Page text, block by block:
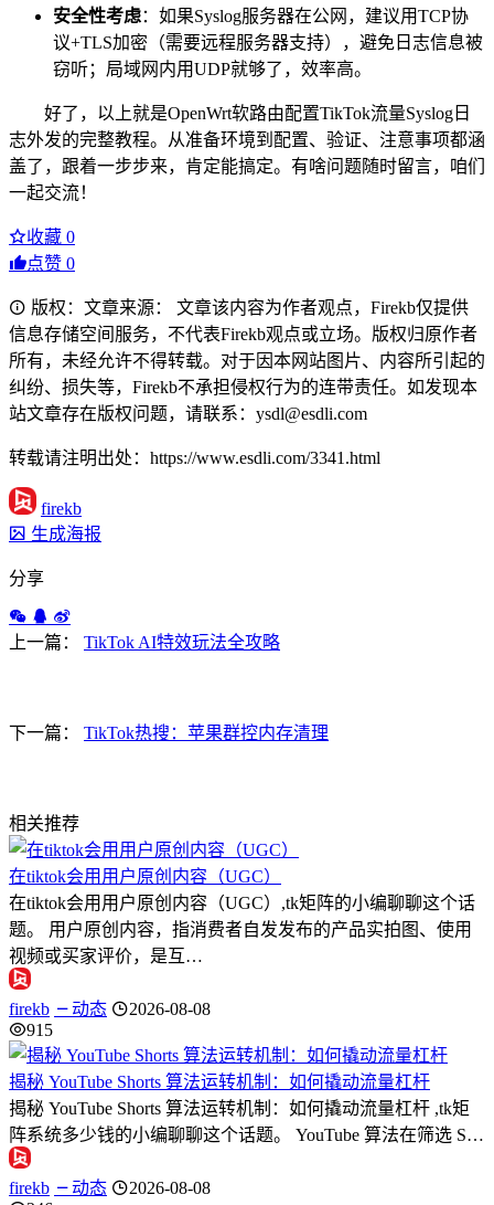
安全性考虑：如果Syslog服务器在公网，建议用TCP协
议+TLS加密（需要远程服务器支持），避免日志信息被
窃听；局域网内用UDP就够了，效率高。
好了，以上就是OpenWrt软路由配置TikTok流量Syslog日
志外发的完整教程。从准备环境到配置、验证、注意事项都涵
盖了，跟着一步步来，肯定能搞定。有啥问题随时留言，咱们
一起交流！
收藏 0
点赞 0
版权：文章来源： 文章该内容为作者观点，Firekb仅提供
信息存储空间服务，不代表Firekb观点或立场。版权归原作者
所有，未经允许不得转载。对于因本网站图片、内容所引起的
纠纷、损失等，Firekb不承担侵权行为的连带责任。如发现本
站文章存在版权问题，请联系：ysdl@esdli.com
转载请注明出处：https://www.esdli.com/3341.html
firekb
生成海报
分享
上一篇： TikTok AI特效玩法全攻略
下一篇： TikTok热搜：苹果群控内存清理
相关推荐
在tiktok会用用户原创内容（UGC）
在tiktok会用用户原创内容（UGC）,tk矩阵的小编聊聊这个话
题。 用户原创内容，指消费者自发发布的产品实拍图、使用
视频或买家评价，是互…
firekb 动态
2026-08-08
915
揭秘 YouTube Shorts 算法运转机制：如何撬动流量杠杆
揭秘 YouTube Shorts 算法运转机制：如何撬动流量杠杆 ,tk矩
阵系统多少钱的小编聊聊这个话题。 YouTube 算法在筛选 S…
firekb 动态
2026-08-08